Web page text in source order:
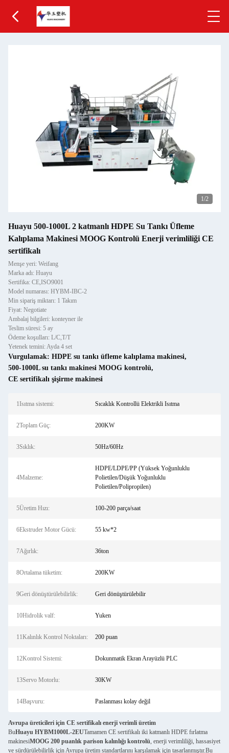
1/2
Huayu 500-1000L 2 katmanlı HDPE Su Tankı Üfleme
Kalıplama Makinesi MOOG Kontrolü Enerji verimliliği CE
sertifikalı
Menşe yeri: Weifang
Marka adı: Huayu
Sertifika: CE,ISO9001
Model numarası: HYBM-IBC-2
Min sipariş miktarı: 1 Takım
Fiyat: Negotiate
Ambalaj bilgileri: konteyner ile
Teslim süresi: 5 ay
Ödeme koşulları: L/C,T/T
Yetenek temini: Ayda 4 set
Vurgulamak: HDPE su tankı üfleme kalıplama makinesi,
500-1000L su tankı makinesi MOOG kontrolü,
CE sertifikalı şişirme makinesi
1Isıtma sistemi: Sıcaklık Kontrollü Elektrikli Isıtma
2Toplam Güç: 200KW
3Sıklık: 50Hz/60Hz
4Malzeme:
HDPE/LDPE/PP (Yüksek Yoğunluklu
Polietilen/Düşük Yoğunluklu
Polietilen/Polipropilen)
5Üretim Hızı: 100-200 parça/saat
6Ekstruder Motor Gücü: 55 kw*2
7Ağırlık: 36ton
8Ortalama tüketim: 200KW
9Geri dönüştürülebilirlik: Geri dönüştürülebilir
10Hidrolik valf: Yuken
11Kalınlık Kontrol Noktaları: 200 puan
12Kontrol Sistemi: Dokunmatik Ekran Arayüzlü PLC
13Servo Motorlu: 30KW
14Başvuru: Paslanması kolay değil
Avrupa üreticileri için CE sertifikalı enerji verimli üretim
BuHuayu HYBM1000L-2EUTamamen CE sertifikalı iki katmanlı HDPE fırlatma
makinesiMOOG 200 puanlık parison kalınlığı kontrolü, enerji verimliliği, hassasiyet
ve sürdürülebilirlik için Avrupa üretim standartlarını karşılamak için tasarlanmıştır.Bu